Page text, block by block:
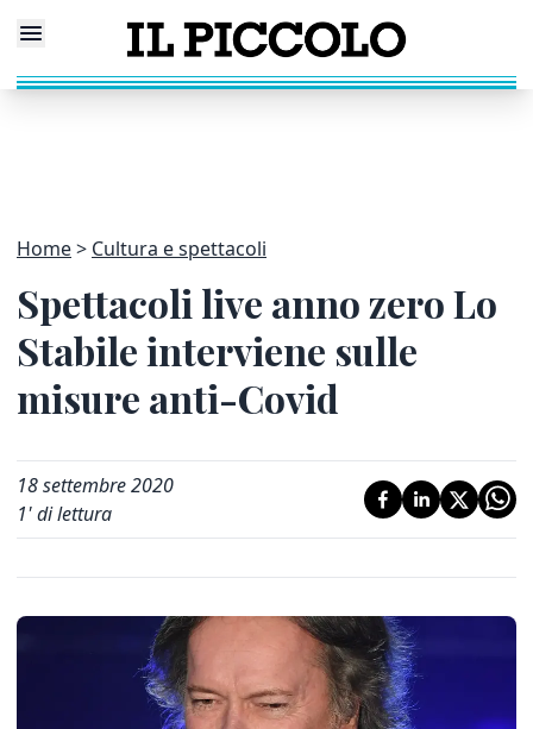
Home Cultura e spettacoli
Spettacoli live anno zero Lo
Stabile interviene sulle
misure anti-Covid
18 settembre 2020
1' di lettura